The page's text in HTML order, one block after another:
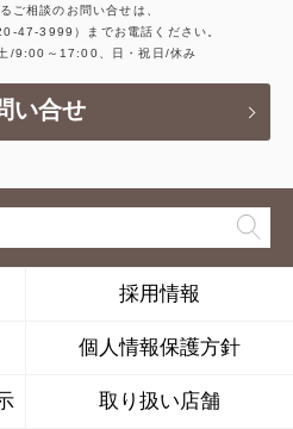
ご相談のお問い合せは、
47-3999）
までお電話ください。
/9:00～17:00、日・祝日/休み
い合せ
採用情報
個人情報保護方針
取り扱い店舗